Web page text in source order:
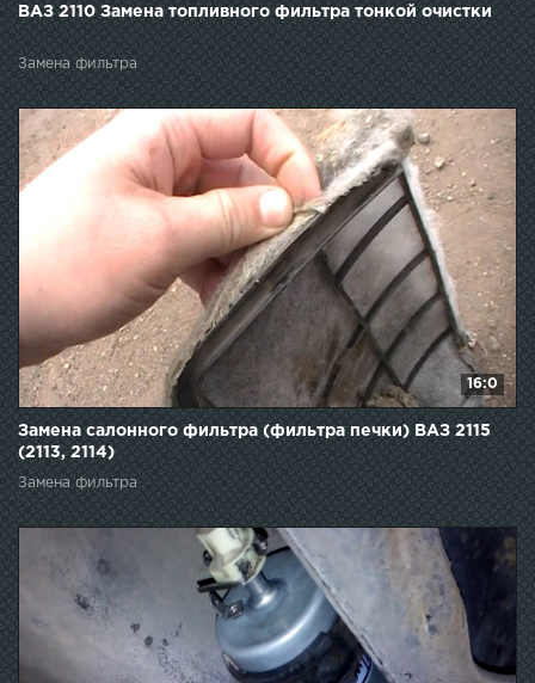
ВАЗ 2110 Замена топливного фильтра тонкой очистки
Замена фильтра
16:0
Замена салонного фильтра (фильтра печки) ВАЗ 2115
(2113, 2114)
Замена фильтра